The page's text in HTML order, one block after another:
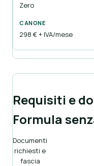
Zero
298 € + IVA/mese
Requisiti e
Formula
Documenti
richiesti e
fascia